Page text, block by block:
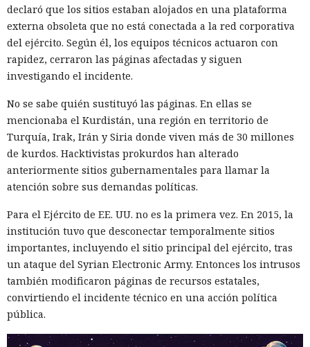
declaró que los sitios estaban alojados en una plataforma
externa obsoleta que no está conectada a la red corporativa
del ejército. Según él, los equipos técnicos actuaron con
rapidez, cerraron las páginas afectadas y siguen
investigando el incidente.
No se sabe quién sustituyó las páginas. En ellas se
mencionaba el Kurdistán, una región en territorio de
Turquía, Irak, Irán y Siria donde viven más de 30 millones
de kurdos. Hacktivistas prokurdos han alterado
anteriormente sitios gubernamentales para llamar la
atención sobre sus demandas políticas.
Para el Ejército de EE. UU. no es la primera vez. En 2015, la
institución tuvo que desconectar temporalmente sitios
importantes, incluyendo el sitio principal del ejército, tras
un ataque del Syrian Electronic Army. Entonces los intrusos
también modificaron páginas de recursos estatales,
convirtiendo el incidente técnico en una acción política
pública.